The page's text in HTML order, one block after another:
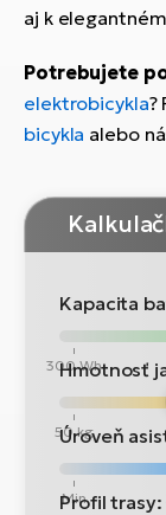
aj k
Potrebujete
elektrobicykla?
bicykla alebo
Kapacita
300 Wh
Hmotnosť
50 kg
Úroveň
Min
Profil trasy: